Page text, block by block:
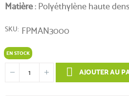
Matière: Polyéthylène haute
SKU FPMAN3000
EN STOCK
AJOUTER AU